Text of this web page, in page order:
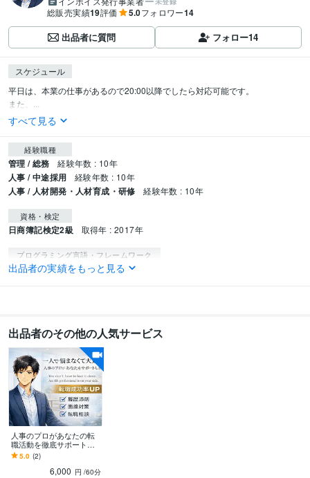
総販売実績19評価 5.0フォロワー14
出品者に質問 フォロー14
スケジュール
平日は、本業の仕事があるので20:00以降でしたら対応可能です。
また、...
すべて見る
経験職種
管理 / 総務 経験年数 : 10年
人事 / 中途採用 経験年数 : 10年
人事 / 人材開発・人材育成・研修 経験年数 : 10年
資格・検定
日商簿記検定2級 取得年 : 2017年
プログラミング言語・フレームワーク
Python:1年
得意分野
学習指導・資格・キャリア相談
学歴
青山学院大学 2009年3月 ~ 2013年2月
語学力
英語 ビジネスレベル
出品者の実績をもっと見る
出品者のその他の人気サービス
人事のプロがあなたの転
職活動を徹底サポートし
ます あなたに寄り添った
提案をして、ともにゴー
ルへ向かいます
5.0 (2)
6,000 円 /60分